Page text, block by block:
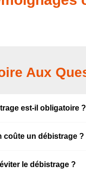
Aux
est-il obligatoire ?
coûte un débistrage ?
le débistrage ?